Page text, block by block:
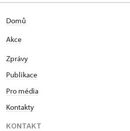
Domů
Akce
Zprávy
Publikace
Pro média
Kontakty
KONTAKT